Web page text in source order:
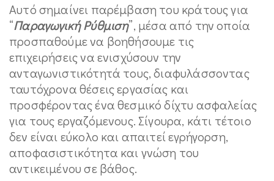
Αυτό σημαίνει παρέμβαση του κράτους για
“Παραγωγική Ρύθμιση”, μέσα από την οποία
προσπαθούμε να βοηθήσουμε τις
επιχειρήσεις να ενισχύσουν την
ανταγωνιστικότητά τους, διαφυλάσσοντας
ταυτόχρονα θέσεις εργασίας και
προσφέροντας ένα θεσμικό δίχτυ ασφαλείας
για τους εργαζόμενους. Σίγουρα, κάτι τέτοιο
δεν είναι εύκολο και απαιτεί εγρήγορση,
αποφασιστικότητα και γνώση του
αντικειμένου σε βάθος.